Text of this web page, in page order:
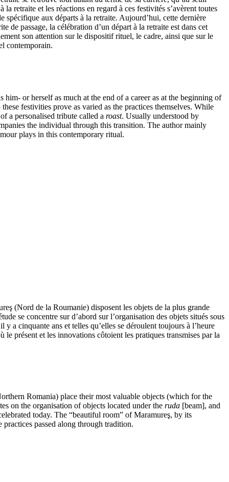
retraite et les réactions en regard à ces festivités s’avèrent toutes
spécifique aux départs à la retraite. Aujourd’hui, cette dernière
de passage, la célébration d’un départ à la retraite est dans cet
son attention sur le dispositif rituel, le cadre, ainsi que sur le
contemporain.
or herself as much at the end of a career as at the beginning of
festivities prove as varied as the practices themselves. While
a personalised tribute called a roast. Usually understood by
the individual through this transition. The author mainly
plays in this contemporary ritual.
(Nord de la Roumanie) disposent les objets de la plus grande
se concentre sur d’abord sur l’organisation des objets situés sous
y a cinquante ans et telles qu’elles se déroulent toujours à l’heure
présent et les innovations côtoient les pratiques transmises par la
Romania) place their most valuable objects (which for the
on the organisation of objects located under the ruda [beam], and
today. The “beautiful room” of Maramureş, by its
passed along through tradition.